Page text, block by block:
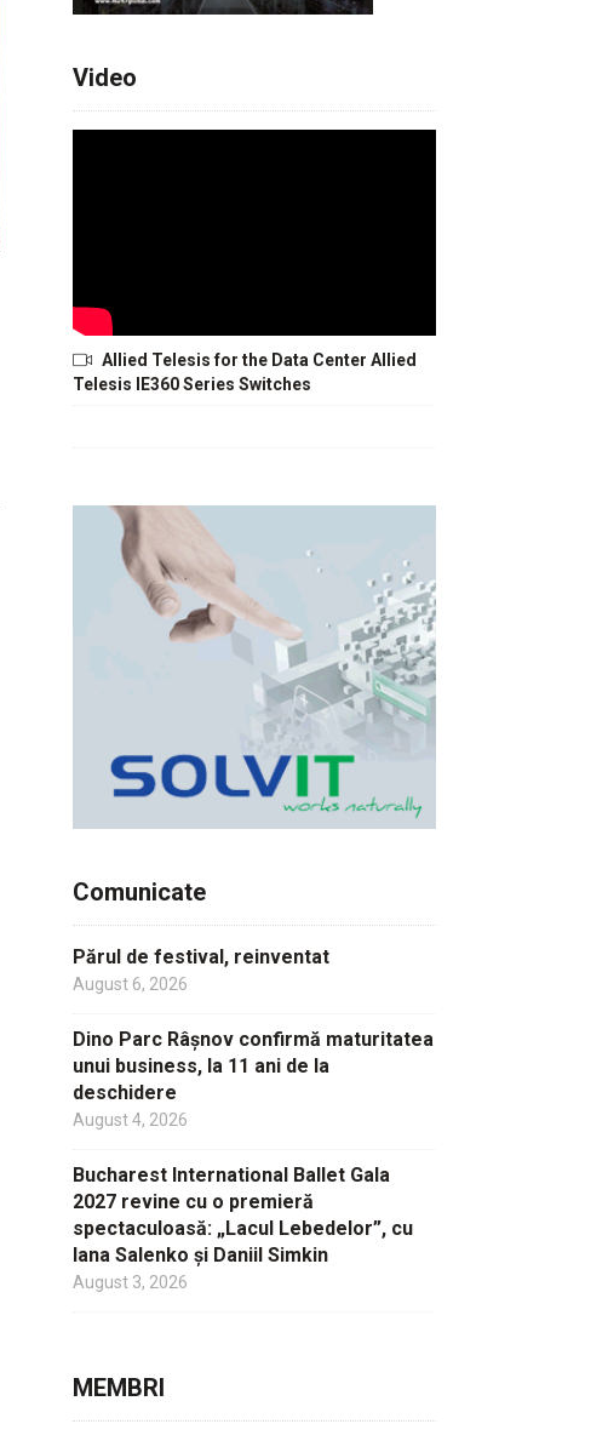
Video
Allied Telesis for the Data Center Allied
Telesis IE360 Series Switches
Comunicate
Părul de festival, reinventat
August 6, 2026
Dino Parc Râșnov confirmă maturitatea
unui business, la 11 ani de la
deschidere
August 4, 2026
Bucharest International Ballet Gala
2027 revine cu o premieră
spectaculoasă: „Lacul Lebedelor”, cu
Iana Salenko și Daniil Simkin
August 3, 2026
MEMBRI